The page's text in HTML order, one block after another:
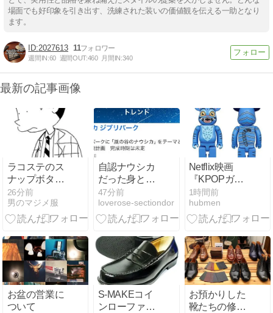
場面でも好印象を引き出す、洗練された装いの価値観を伝える一助となり
ます。
2027613 11
週間IN:60 週間OUT:460 月間IN:340
最新の記事画像
ラコステのス
ナップボタン
ポケット付き
鹿の子ポロシ
ャツとTシャ
26分前
男のマジメ服
自認ナウシカ
だった身とし
ては
47分前
loverose-sectiondor
Netflix映画
『KPOPガー
ルズ! デーモ
ン・ハンター
ズ』より、ダ
BE@RBRICK
が400%で登
場 | MEDICOM
TOY
1時間前
hubmen
お盆の営業に
ついて
S-MAKEコイ
ンローファー
お預かりした
靴たちの修理